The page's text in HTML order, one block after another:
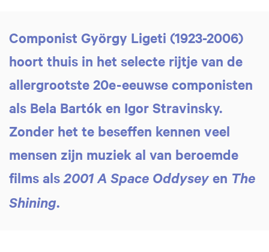
Componist György Ligeti (1923-2006)
hoort thuis in het selecte rijtje van de
allergrootste 20e-eeuwse componisten
als Bela Bartók en Igor Stravinsky.
Zonder het te beseffen kennen veel
mensen zijn muziek al van beroemde
films als2001 A Space Oddyseyen The
Shining.